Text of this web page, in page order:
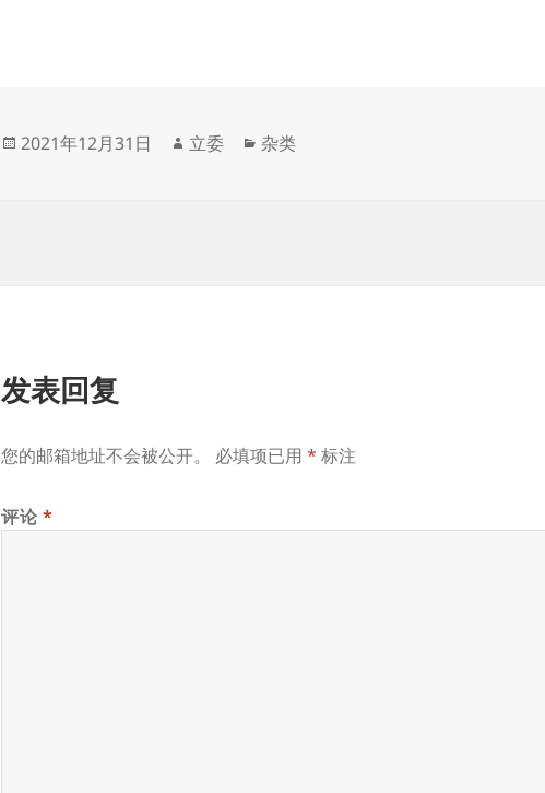
发
2021年12月31日
作
立委
分
杂类
发表回复
您的邮箱地址不会被公开。 必填项已用* 标注
评论*